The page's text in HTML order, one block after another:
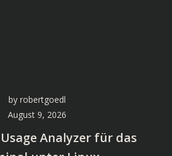
by robertgoedl
August 9, 2026
Analyzer für das